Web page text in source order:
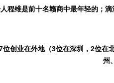
程维是前十名赣商中最年轻的；
位创业在外地（3位在深圳， 2位在
州